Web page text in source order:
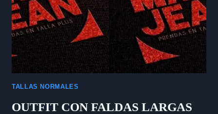
TALLAS NORMALES
OUTFIT CON FALDAS LARGAS